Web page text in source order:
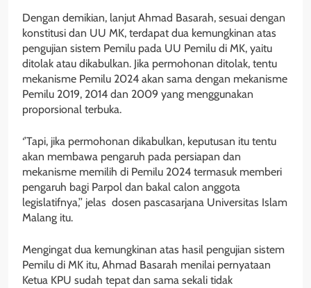
Dengan demikian, lanjut Ahmad Basarah, sesuai dengan
konstitusi dan UU MK, terdapat dua kemungkinan atas
pengujian sistem Pemilu pada UU Pemilu di MK, yaitu
ditolak atau dikabulkan. Jika permohonan ditolak, tentu
mekanisme Pemilu 2024 akan sama dengan mekanisme
Pemilu 2019, 2014 dan 2009 yang menggunakan
proporsional terbuka.
‘’Tapi, jika permohonan dikabulkan, keputusan itu tentu
akan membawa pengaruh pada persiapan dan
mekanisme memilih di Pemilu 2024 termasuk memberi
pengaruh bagi Parpol dan bakal calon anggota
legislatifnya,’’ jelas dosen pascasarjana Universitas Islam
Malang itu.
Mengingat dua kemungkinan atas hasil pengujian sistem
Pemilu di MK itu, Ahmad Basarah menilai pernyataan
Ketua KPU sudah tepat dan sama sekali tidak